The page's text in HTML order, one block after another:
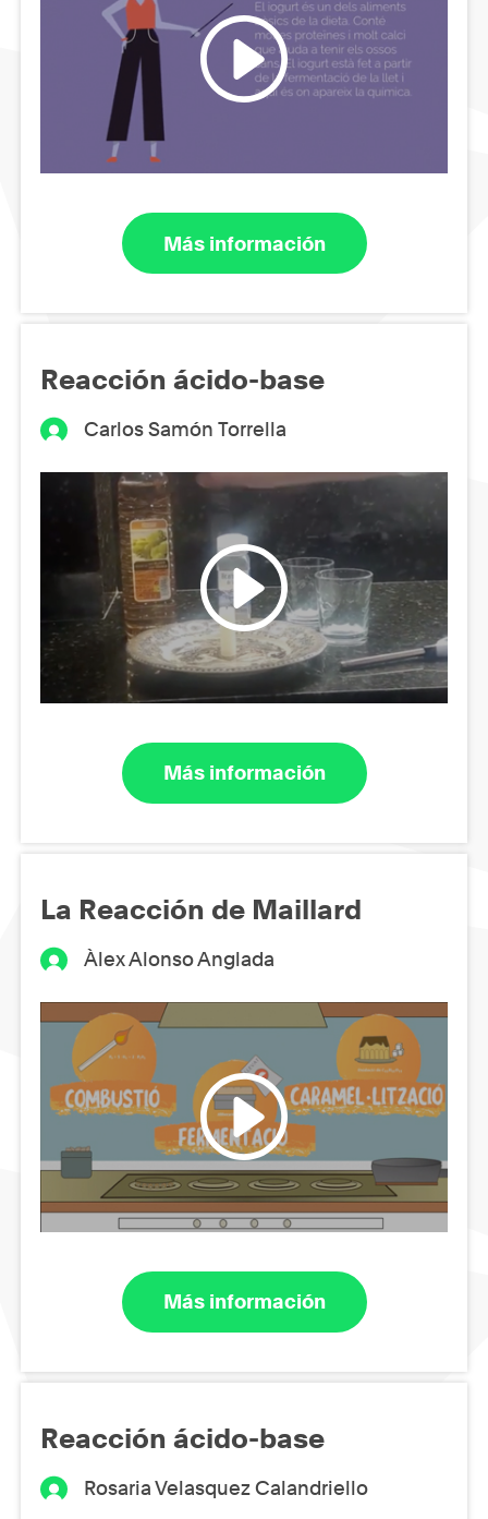
Más información
Reacción ácido-base
Carlos Samón Torrella
Más información
La Reacción de Maillard
Àlex Alonso Anglada
Más información
Reacción ácido-base
Rosaria Velasquez Calandriello